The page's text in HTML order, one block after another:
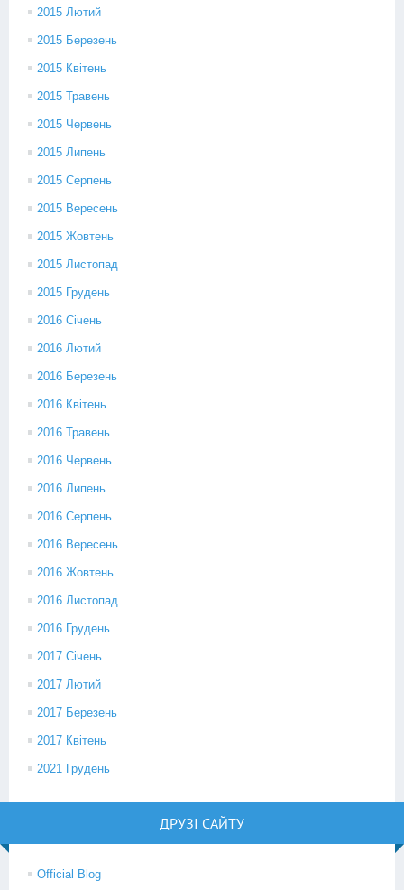
2015 Лютий
2015 Березень
2015 Квітень
2015 Травень
2015 Червень
2015 Липень
2015 Серпень
2015 Вересень
2015 Жовтень
2015 Листопад
2015 Грудень
2016 Січень
2016 Лютий
2016 Березень
2016 Квітень
2016 Травень
2016 Червень
2016 Липень
2016 Серпень
2016 Вересень
2016 Жовтень
2016 Листопад
2016 Грудень
2017 Січень
2017 Лютий
2017 Березень
2017 Квітень
2021 Грудень
ДРУЗІ САЙТУ
Official Blog